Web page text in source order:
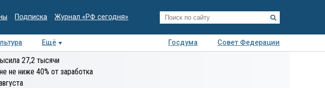
Подписка Журнал «РФ сегодня»
Ещё Госдума
Совет Федерации
Колумнисты
экспертиза
27,2 тысячи
не ниже 40% от заработка